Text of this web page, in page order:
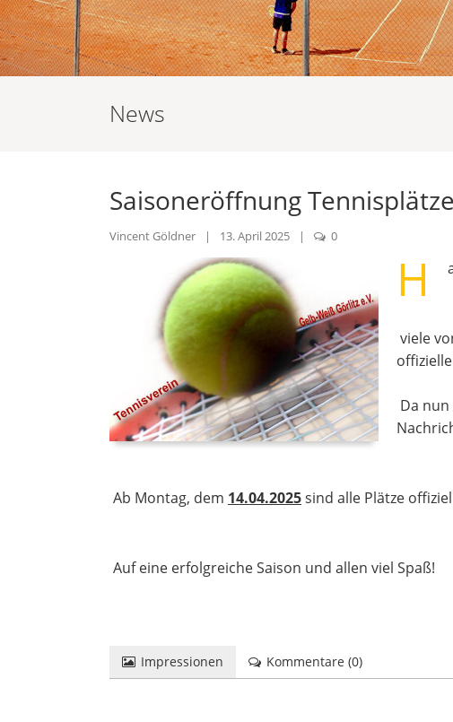
News
Saisoneröffnung Tennisplätze
Vincent Göldner | 13. April 2025 | 0
H
viele
Da
Ab Montag, dem 14.04.2025sind alle Plätze
Auf eine erfolgreiche Saison und allen viel Spaß!
Impressionen Kommentare (0)